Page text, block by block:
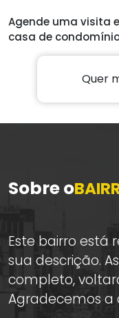
Agende uma visita
casa de
Quer
Sobre o
Este bairro está
sua descrição.
completo,
Agradecemos a